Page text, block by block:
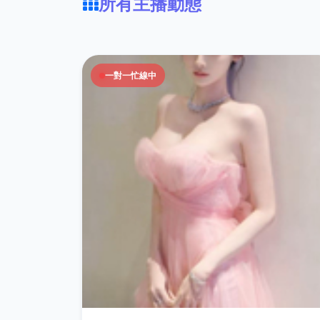
一對一忙線中